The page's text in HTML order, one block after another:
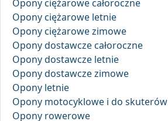
Opony ciężarowe całoroczne
Opony ciężarowe letnie
Opony ciężarowe zimowe
Opony dostawcze całoroczne
Opony dostawcze letnie
Opony dostawcze zimowe
Opony letnie
Opony motocyklowe i do skuterów
Opony rowerowe